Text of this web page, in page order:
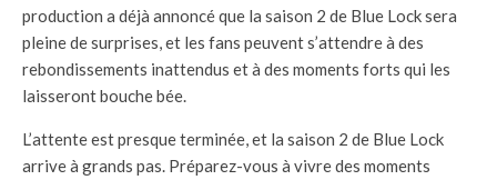
production a déjà annoncé que la saison 2 de Blue Lock sera
pleine de surprises, et les fans peuvent s’attendre à des
rebondissements inattendus et à des moments forts qui les
laisseront bouche bée.
L’attente est presque terminée, et la saison 2 de Blue Lock
arrive à grands pas. Préparez-vous à vivre des moments